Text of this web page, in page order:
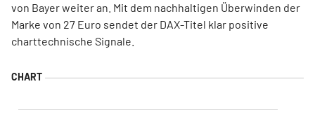
von Bayer weiter an. Mit dem nachhaltigen Überwinden der
Marke von 27 Euro sendet der DAX-Titel klar positive
charttechnische Signale.